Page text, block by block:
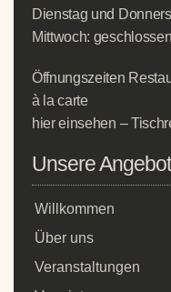
Dienstag und
Mittwoch: geschlossen
Öffnungszeiten
à la carte
hier einsehen –
Unsere
Willkommen
Über uns
Veranstaltungen